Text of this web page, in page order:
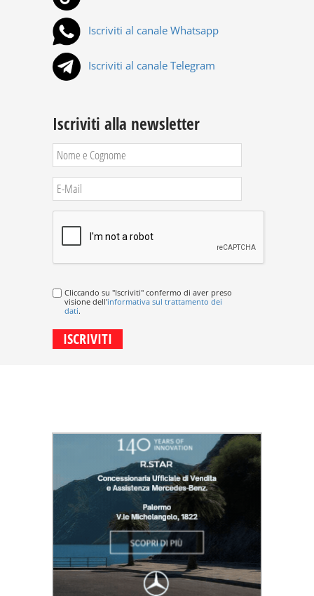
Iscriviti al canale Whatsapp
Iscriviti al canale Telegram
Iscriviti alla newsletter
Cliccando su "Iscriviti" confermo di aver preso
visione dell'informativa sul trattamento dei
dati.